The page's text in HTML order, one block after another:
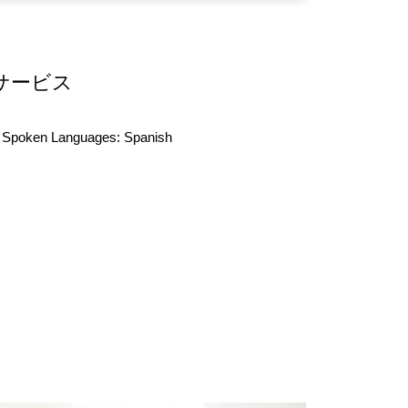
ービス
Spoken Languages: Spanish